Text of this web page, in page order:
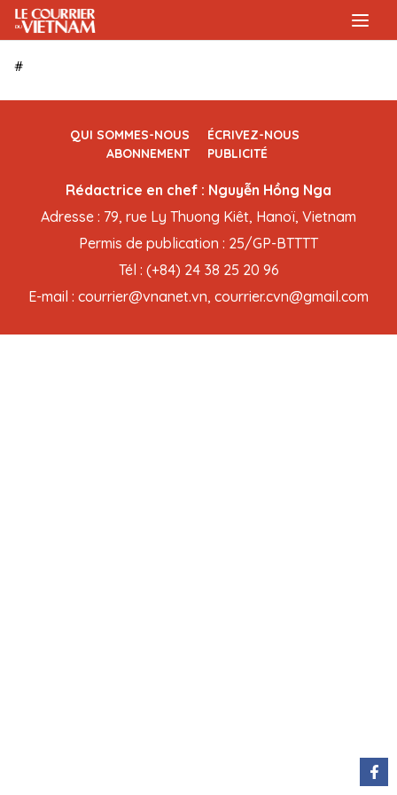
#
QUI SOMMES-NOUS
ÉCRIVEZ-NOUS
ABONNEMENT
PUBLICITÉ
Rédactrice en chef : Nguyễn Hồng Nga
Adresse : 79, rue Ly Thuong Kiêt, Hanoï, Vietnam
Permis de publication : 25/GP-BTTTT
Tél : (+84) 24 38 25 20 96
E-mail : courrier@vnanet.vn, courrier.cvn@gmail.com